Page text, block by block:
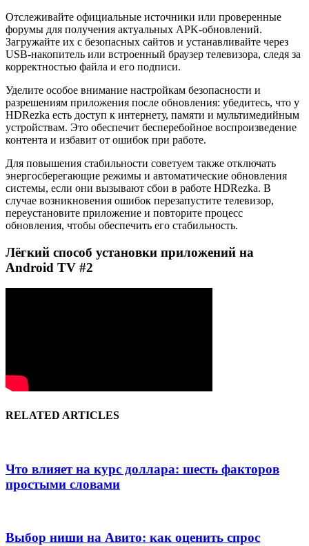
Отслеживайте официальные источники или проверенные
форумы для получения актуальных APK-обновлений.
Загружайте их с безопасных сайтов и устанавливайте через
USB-накопитель или встроенный браузер телевизора, следя за
корректностью файла и его подписи.
Уделите особое внимание настройкам безопасности и
разрешениям приложения после обновления: убедитесь, что у
HDRezka есть доступ к интернету, памяти и мультимедийным
устройствам. Это обеспечит бесперебойное воспроизведение
контента и избавит от ошибок при работе.
Для повышения стабильности советуем также отключать
энергосберегающие режимы и автоматические обновления
системы, если они вызывают сбои в работе HDRezka. В
случае возникновения ошибок перезапустите телевизор,
переустановите приложение и повторите процесс
обновления, чтобы обеспечить его стабильность.
Лёгкий способ установки приложений на
Android TV #2
RELATED ARTICLES
Что влияет на курс доллара: шесть факторов
простыми словами
Выбор ниши на Авито: как оценить спрос